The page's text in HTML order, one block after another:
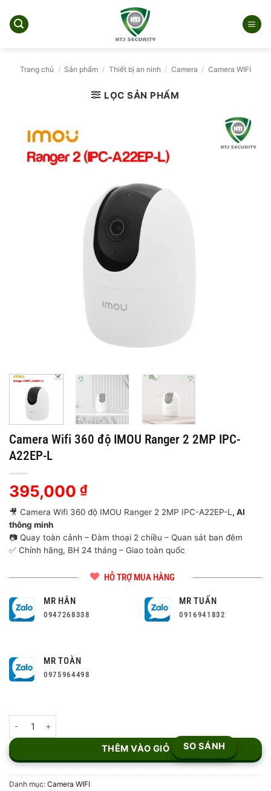
qua
Trang chủ / Sản phẩm / Thiết bị an ninh / Camera / Camera WIFI
LỌC SẢN PHẨM
Camera Wifi 360 độ IMOU Ranger 2 2MP IPC-
A22EP-L
395,000 ₫
🎥 Camera Wifi 360 độ IMOU Ranger 2 2MP IPC-A22EP-L , AI
thông minh
📷 Quay toàn cảnh – Đàm thoại 2 chiều – Quan sát ban đêm
✅ Chính hãng, BH 24 tháng – Giao toàn quốc
HỖ TRỢ MUA HÀNG
MR HÂN
0947268338
MR TUẤN
0916941832
MR TOÀN
0975964498
THÊM VÀO GIỎ SO SÁNH
Danh mục: Camera WIFI